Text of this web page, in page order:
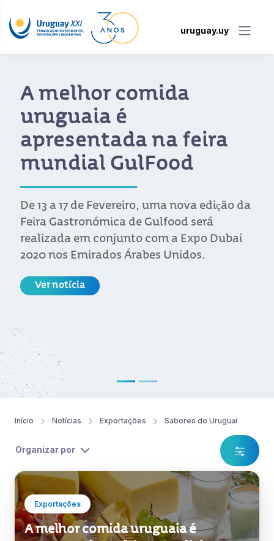
uruguay.uy
na feira
uma nova edição da
Gulfood será
com a Expo Dubai
Unidos.
O Uruguai
qualidades
destino de
Mais de 150
representantes de
Início Notícias Exportações Sabores do Uruguai
Organizar por